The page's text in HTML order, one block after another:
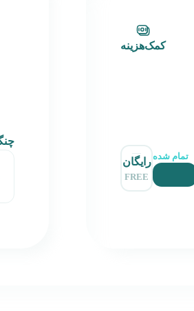
کمک‌هزینه
تمام شده رایگان
FREE